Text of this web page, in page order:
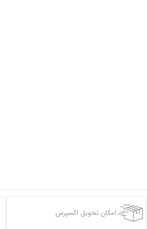
امکان تحویل اکسپرس